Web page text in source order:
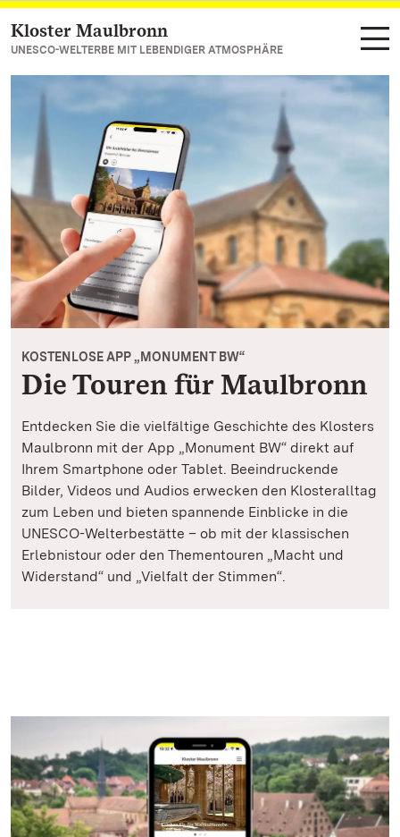
Zum Hauptinhalt springen
Kloster Maulbronn
UNESCO-WELTERBE MIT LEBENDIGER ATMOSPHÄRE
KOSTENLOSE APP „MONUMENT BW“
Die Touren für Maulbronn
Entdecken Sie die vielfältige Geschichte des Klosters
Maulbronn mit der App „Monument BW“ direkt auf
Ihrem Smartphone oder Tablet. Beeindruckende
Bilder, Videos und Audios erwecken den Klosteralltag
zum Leben und bieten spannende Einblicke in die
UNESCO-Welterbestätte – ob mit der klassischen
Erlebnistour oder den Thementouren „Macht und
Widerstand“ und „Vielfalt der Stimmen“.